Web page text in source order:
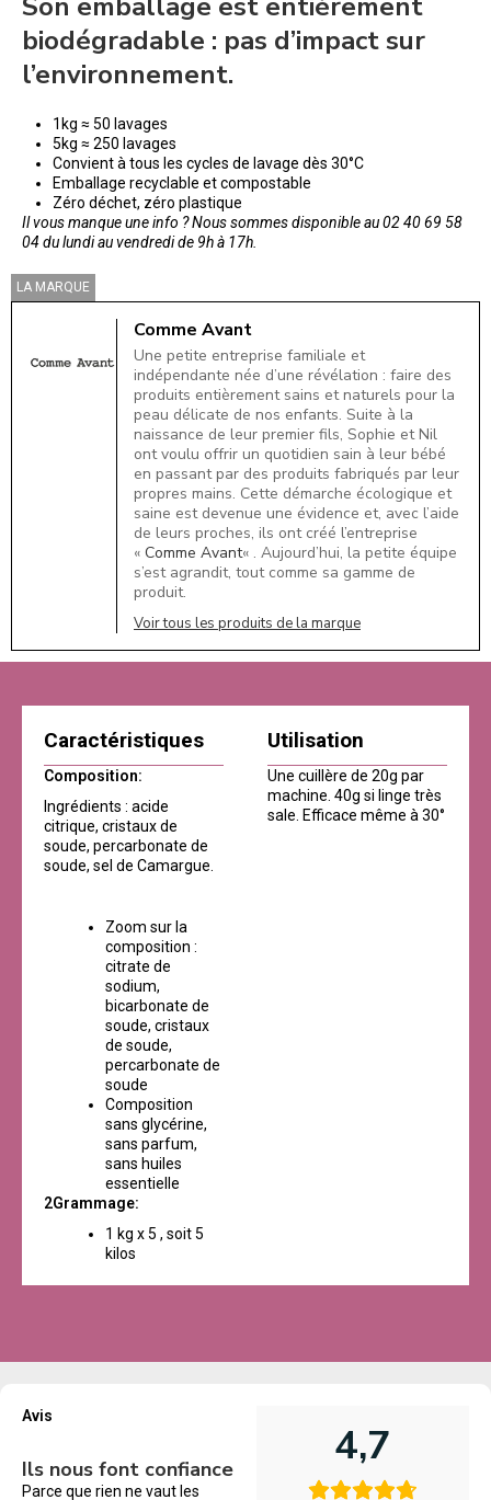
biodégradable : pas d’impact sur
l’environnement.
1kg ≈ 50 lavages
5kg ≈ 250 lavages
Convient à tous les cycles de lavage dès 30°C
Emballage recyclable et compostable
Zéro déchet, zéro plastique
Il vous manque une info ? Nous sommes disponible au 02 40 69 58
04 du lundi au vendredi de 9h à 17h.
LA MARQUE
Comme Avant
Une petite entreprise familiale et
indépendante née d’une révélation : faire des
produits entièrement sains et naturels pour la
peau délicate de nos enfants. Suite à la
naissance de leur premier fils, Sophie et Nil
ont voulu offrir un quotidien sain à leur bébé
en passant par des produits fabriqués par leur
propres mains. Cette démarche écologique et
saine est devenue une évidence et, avec l’aide
de leurs proches, ils ont créé l’entreprise
« Comme Avant« . Aujourd’hui, la petite équipe
s’est agrandit, tout comme sa gamme de
produit.
Voir tous les produits de la marque
Caractéristiques
Composition:
Ingrédients : acide
citrique, cristaux de
soude, percarbonate de
soude, sel de Camargue.
Zoom sur la
composition :
citrate de
sodium,
bicarbonate de
soude, cristaux
de soude,
percarbonate de
soude
Composition
sans glycérine,
sans parfum,
sans huiles
essentielle
2Grammage:
1 kg x 5 , soit 5
kilos
Utilisation
Une cuillère de 20g par
machine. 40g si linge très
sale. Efficace même à 30°
Avis
Ils nous font confiance
Parce que rien ne vaut les
4,7